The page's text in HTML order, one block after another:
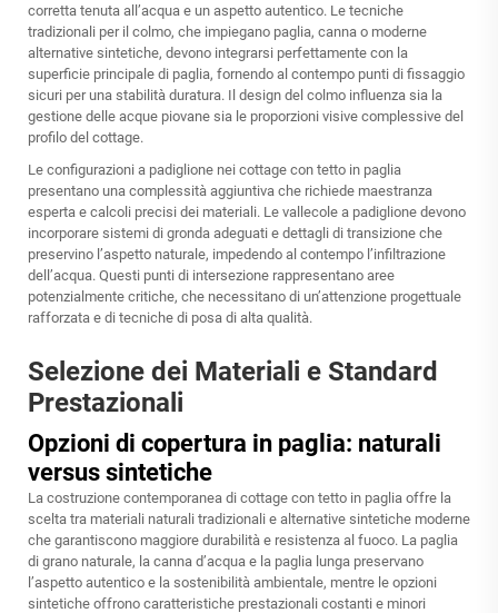
corretta tenuta all’acqua e un aspetto autentico. Le tecniche
tradizionali per il colmo, che impiegano paglia, canna o moderne
alternative sintetiche, devono integrarsi perfettamente con la
superficie principale di paglia, fornendo al contempo punti di fissaggio
sicuri per una stabilità duratura. Il design del colmo influenza sia la
gestione delle acque piovane sia le proporzioni visive complessive del
profilo del cottage.
Le configurazioni a padiglione nei cottage con tetto in paglia
presentano una complessità aggiuntiva che richiede maestranza
esperta e calcoli precisi dei materiali. Le vallecole a padiglione devono
incorporare sistemi di gronda adeguati e dettagli di transizione che
preservino l’aspetto naturale, impedendo al contempo l’infiltrazione
dell’acqua. Questi punti di intersezione rappresentano aree
potenzialmente critiche, che necessitano di un’attenzione progettuale
rafforzata e di tecniche di posa di alta qualità.
Selezione dei Materiali e Standard
Prestazionali
Opzioni di copertura in paglia: naturali
versus sintetiche
La costruzione contemporanea di cottage con tetto in paglia offre la
scelta tra materiali naturali tradizionali e alternative sintetiche moderne
che garantiscono maggiore durabilità e resistenza al fuoco. La paglia
di grano naturale, la canna d’acqua e la paglia lunga preservano
l’aspetto autentico e la sostenibilità ambientale, mentre le opzioni
sintetiche offrono caratteristiche prestazionali costanti e minori